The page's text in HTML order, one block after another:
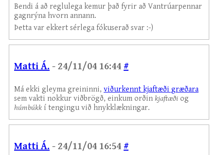
Bendi á að reglulega kemur það fyrir að Vantrúarpennar
gagnrýna hvorn annann.
Þetta var ekkert sérlega fókuserað svar :-)
Matti Á. - 24/11/04 16:44 #
Má ekki gleyma greininni, viðurkennt kjaftæði græðara
sem vakti nokkur viðbrögð, einkum orðin kjaftæði og
húmbúkk í tengingu við hnykklækningar.
Matti Á. - 24/11/04 16:54 #